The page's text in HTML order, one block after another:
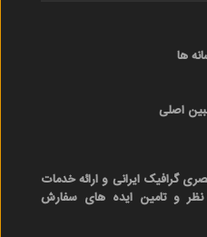
ها
اصلی
گرافیک ایرانی و ارائه خدمات
نظر و تامین ایده های سفارش